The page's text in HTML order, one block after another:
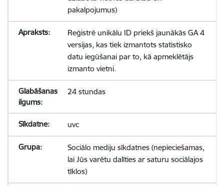
pakalpojumus)
Reģistrē unikālu ID priekš jaunākās GA 4
versijas, kas tiek izmantots statistisko
datu iegūšanai par to, kā apmeklētājs
izmanto vietni.
24 stundas
uvc
Sociālo mediju sīkdatnes (nepieciešamas,
lai Jūs varētu dalīties ar saturu sociālajos
tīklos)